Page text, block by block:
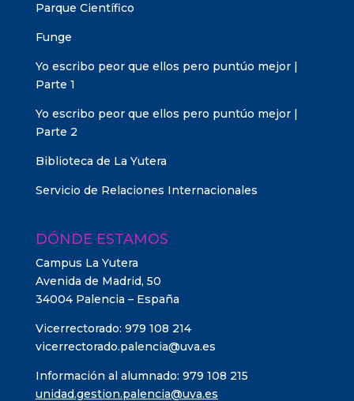
Parque Científico
Funge
Yo escribo peor que ellos pero puntúo mejor |
Parte 1
Yo escribo peor que ellos pero puntúo mejor |
Parte 2
Biblioteca de La Yutera
Servicio de Relaciones Internacionales
DÓNDE ESTAMOS
Campus La Yutera
Avenida de Madrid, 50
34004 Palencia – España
Vicerrectorado: 979 108 214
vicerrectorado.palencia@uva.es
Información al alumnado: 979 108 215
unidad.gestion.palencia@uva.es